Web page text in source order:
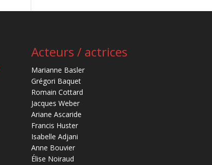
Acteurs / actrices
Marianne Basler
Grégori Baquet
Romain Cottard
Jacques Weber
Ariane Ascaride
Francis Huster
Isabelle Adjani
Anne Bouvier
Élise Noiraud